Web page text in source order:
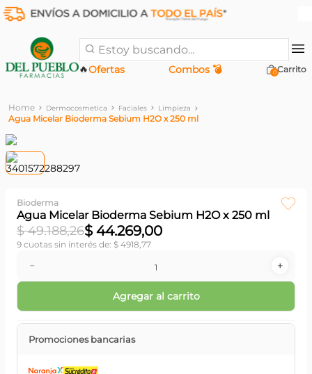
Estoy buscando...
Ofertas
🔥 Combos 💣 0
Dermocosmetica Faciales Limpieza
Agua Micelar Bioderma Sebium H2O x 250 ml
Bioderma
Agua Micelar Bioderma Sebium H2O x 250 ml
$ 49.188,26$ 44.269,00
9 cuotas sin interés de: $ 4918,77
＋
－
Agregar al carrito
Promociones bancarias